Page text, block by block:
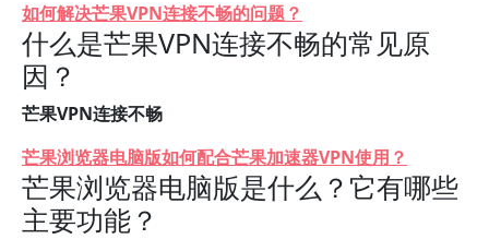
如何解决芒果VPN连接不畅的问题？
什么是芒果VPN连接不畅的常见原
因？
芒果VPN连接不畅
芒果浏览器电脑版如何配合芒果加速器VPN使用？
芒果浏览器电脑版是什么？它有哪些
主要功能？